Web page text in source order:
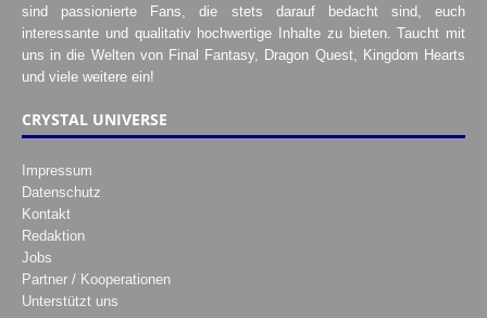
sind passionierte Fans, die stets darauf bedacht sind, euch
interessante und qualitativ hochwertige Inhalte zu bieten. Taucht mit
uns in die Welten von Final Fantasy, Dragon Quest, Kingdom Hearts
und viele weitere ein!
CRYSTAL UNIVERSE
Impressum
Datenschutz
Kontakt
Redaktion
Jobs
Partner / Kooperationen
Unterstützt uns